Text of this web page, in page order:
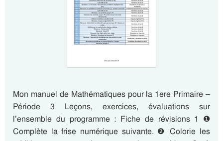
Mon manuel de Mathématiques pour la 1ere Primaire –
Période 3 Leçons, exercices, évaluations sur
l’ensemble du programme : Fiche de révisions 1 ❶
Complète la frise numérique suivante. ❷ Colorie les